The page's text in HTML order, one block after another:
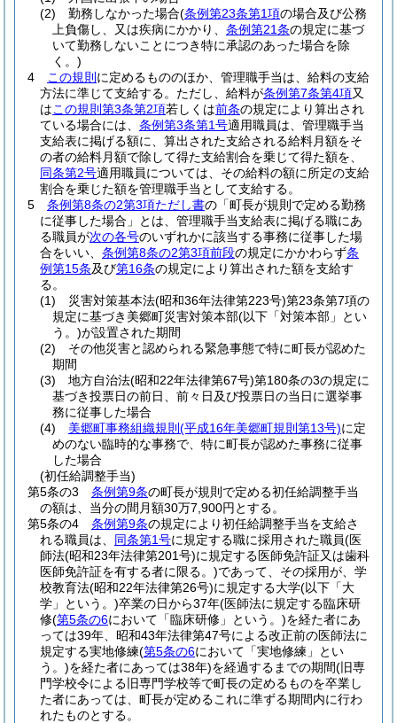
(2)
勤務しなかった場合(条例第23条第1項の場合及び公務
上負傷し、又は疾病にかかり、 条例第21条の規定に基づ
いて勤務しないことにつき特に承認のあった場合を除
く。)
4
この規則 に定めるもののほか、管理職手当は、給料の支給
方法に準じて支給する。 ただし、給料が条例第7条第4項又
はこの規則第3条第2項若しくは前条の規定により算出され
ている場合には、 条例第3条第1号適用職員は、管理職手当
支給表に掲げる額に、算出された支給される給料月額をそ
の者の給料月額で除して得た支給割合を乗じて得た額を、
同条第2号適用職員については、その給料の額に所定の支給
割合を乗じた額を管理職手当として支給する。
5
条例第8条の2第3項ただし書の「町長が規則で定める勤務
に従事した場合」とは、管理職手当支給表に掲げる職にあ
る職員が次の各号のいずれかに該当する事務に従事した場
合をいい、 条例第8条の2第3項前段の規定にかかわらず条
例第15条及び第16条の規定により算出された額を支給す
る。
(1)
災害対策基本法(昭和36年法律第223号)第23条第7項の
規定に基づき美郷町災害対策本部(以下「対策本部」とい
う。)が設置された期間
(2)
その他災害と認められる緊急事態で特に町長が認めた
期間
(3)
地方自治法(昭和22年法律第67号)第180条の3の規定に
基づき投票日の前日、前々日及び投票日の当日に選挙事
務に従事した場合
(4)
美郷町事務組織規則 (平成16年美郷町規則第13号)に定
めのない臨時的な事務で、特に町長が認めた事務に従事
した場合
(初任給調整手当)
第5条の3
条例第9条の町長が規則で定める初任給調整手当
の額は、当分の間月額30万7,900円とする。
第5条の4
条例第9条の規定により初任給調整手当を支給さ
れる職員は、 同条第1号に規定する職に採用された職員(医
師法(昭和23年法律第201号)に規定する医師免許証又は歯科
医師免許証を有する者に限る。)であって、その採用が、学
校教育法(昭和22年法律第26号)に規定する大学(以下「大
学」という。)卒業の日から37年(医師法に規定する臨床研
修(第5条の6において「臨床研修」という。)を経た者にあ
っては39年、昭和43年法律第47号による改正前の医師法に
規定する実地修練(第5条の6において「実地修練」とい
う。)を経た者にあっては38年)を経過するまでの期間(旧専
門学校令による旧専門学校等で町長の定めるものを卒業し
た者にあっては、町長が定めるこれに準ずる期間内に行わ
れたものとする。